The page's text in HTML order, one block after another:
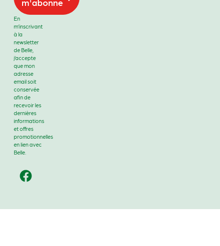
m'abonne
En
m’inscrivant
à la
newsletter
de Belle,
j’accepte
que mon
adresse
email soit
conservée
afin de
recevoir les
dernières
informations
et offres
promotionnelles
en lien avec
Belle.